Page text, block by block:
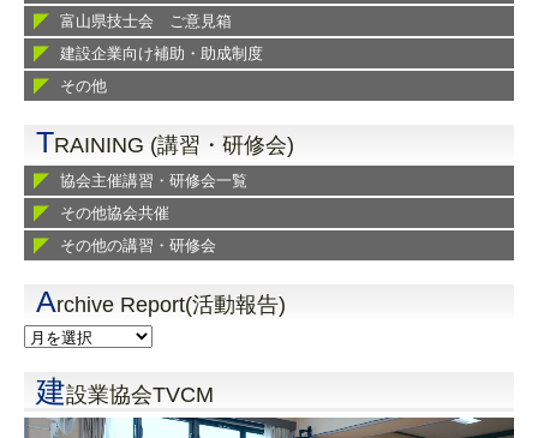
富山県技士会 ご意見箱
建設企業向け補助・助成制度
その他
TRAINING (講習・研修会)
協会主催講習・研修会一覧
その他協会共催
その他の講習・研修会
Archive Report(活動報告)
建設業協会TVCM